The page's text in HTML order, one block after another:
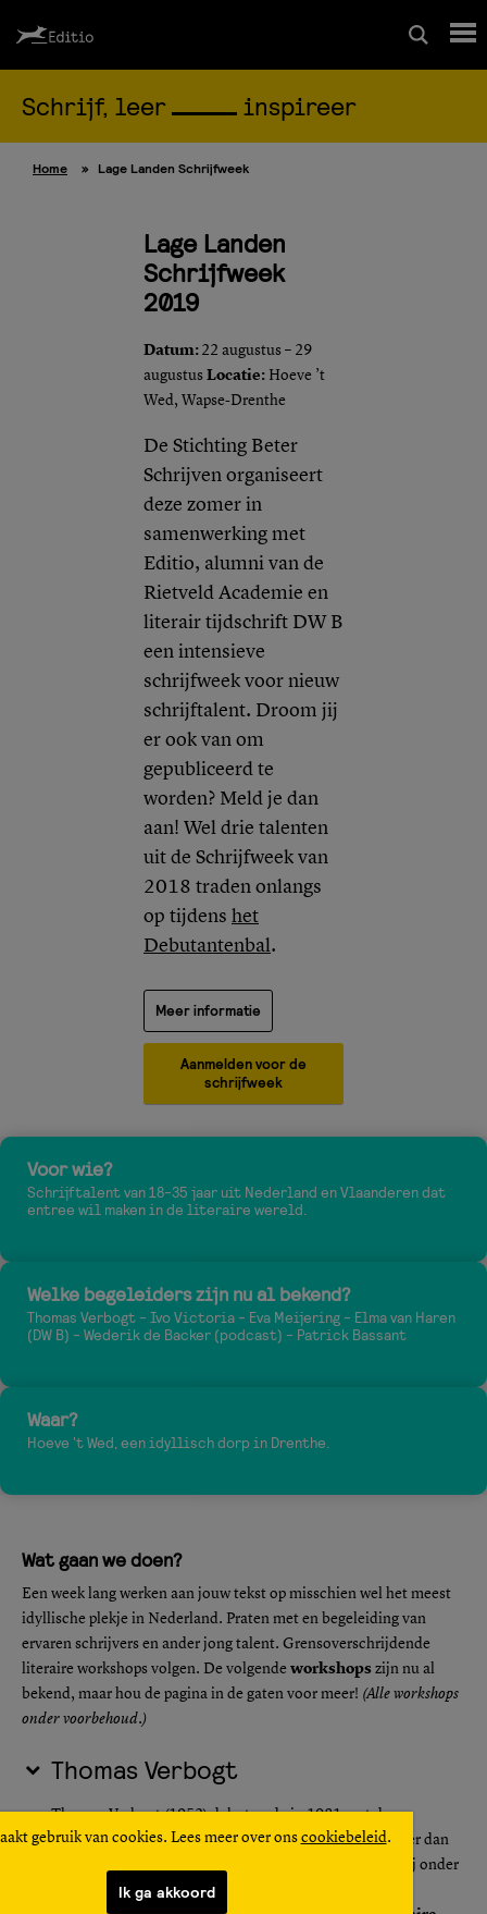
Schrijfcursussen
Leesrapport/begeleiding
Wedstrijd
Editio Producties
Mijn Editio
gebruik van cookies. Lees meer over ons cookiebeleid .
Ik ga akkoord
Schrijf, leer inspireer
Home » Lage Landen Schrijfweek
Lage Landen
Schrijfweek
2019
Datum: 22 augustus – 29
augustus Locatie: Hoeve ’t
Wed, Wapse-Drenthe
De Stichting Beter
Schrijven organiseert
deze zomer in
samenwerking met
Editio, alumni van de
Rietveld Academie en
literair tijdschrift DW B
een intensieve
schrijfweek voor nieuw
schrijftalent. Droom jij
er ook van om
gepubliceerd te
worden? Meld je dan
aan! Wel drie talenten
uit de Schrijfweek van
2018 traden onlangs
op tijdens het
Debutantenbal.
Meer informatie
Aanmelden voor de
schrijfweek
Voor wie?
Schrijftalent van 18-35 jaar uit Nederland en Vlaanderen dat
entree wil maken in de literaire wereld.
Welke begeleiders zijn nu al bekend?
Thomas Verbogt - Ivo Victoria - Eva Meijering - Elma van Haren
(DW B) - Wederik de Backer (podcast) - Patrick Bassant
Waar?
Hoeve 't Wed, een idyllisch dorp in Drenthe.
Wat gaan we doen?
Een week lang werken aan jouw tekst op misschien wel het meest
idyllische plekje in Nederland. Praten met en begeleiding van
ervaren schrijvers en ander jong talent. Grensoverschrijdende
literaire workshops volgen. De volgende workshops zijn nu al
bekend, maar hou de pagina in de gaten voor meer! (Alle workshops
onder voorbehoud.)
Thomas Verbogt
Thomas Verbogt (1952) debuteerde in 1981 met de
verhalenbundelDe feestavond. Hij heeft inmiddels meer dan
dertig boeken op zijn naam staan. Daarnaast schrijft hij onder
andere columns, toneelstukken en cabaretteksten